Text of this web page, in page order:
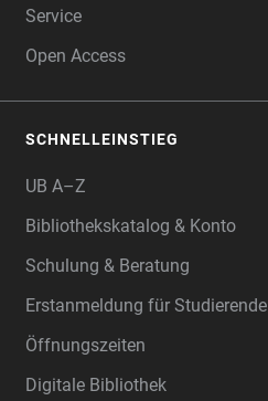
Service
Open Access
SCHNELLEINSTIEG
UB A–Z
Bibliothekskatalog & Konto
Schulung & Beratung
Erstanmeldung für Studierende
Öffnungszeiten
Digitale Bibliothek